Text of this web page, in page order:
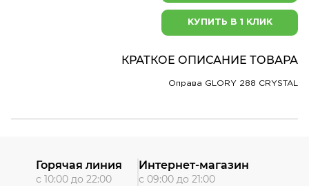
КУПИТЬ В 1 КЛИК
КРАТКОЕ ОПИСАНИЕ ТОВАРА
Оправа GLORY 288 CRYSTAL
Горячая линия
с 10:00 до 22:00
Интернет-магазин
с 09:00 до 21:00